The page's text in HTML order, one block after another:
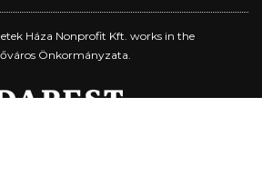
Háza Nonprofit Kft. works in the
Önkormányzata.